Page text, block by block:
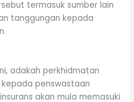
termasuk sumber lain
tanggungan kepada
adakah perkhidmatan
penswastaan
akan mula memasuki